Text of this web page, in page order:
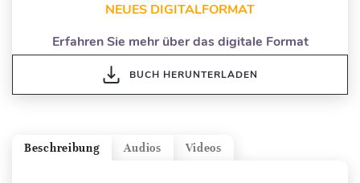
NEUES DIGITALFORMAT
Erfahren Sie mehr über das digitale Format
BUCH HERUNTERLADEN
Videos
Audios
Beschreibung